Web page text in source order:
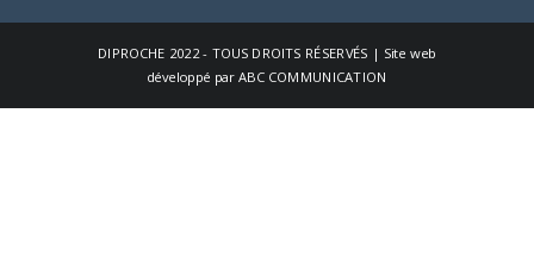
DIPROCHE 2022 - TOUS DROITS RÉSERVÉS | Site web
développé par ABC COMMUNICATION